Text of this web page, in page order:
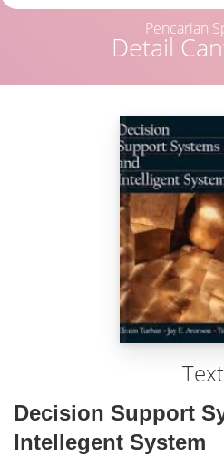
Detail
Pencarian
Text
Decision Support
Intellegent System